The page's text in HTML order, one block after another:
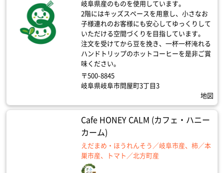
岐阜県産のものを使用しています。
2階にはキッズスペースを用意し、小さなお
子様連れのお客様にも安心してゆっくりして
いただける空間づくりを目指しています。
注文を受けてから豆を挽き、一杯一杯淹れる
ハンドトリップのホットコーヒーを是非ご賞
味ください。
〒500-8845
岐阜県岐阜市問屋町3丁目3
地図
Cafe HONEY CALM (カフェ・ハニー
カーム)
えだまめ・ほうれんそう／岐阜市産、柿／本
巣市産、トマト／北方町産